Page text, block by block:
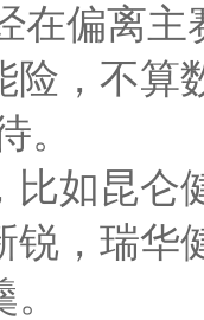
在偏离
险，不算
。
比如昆仑
锐，瑞华